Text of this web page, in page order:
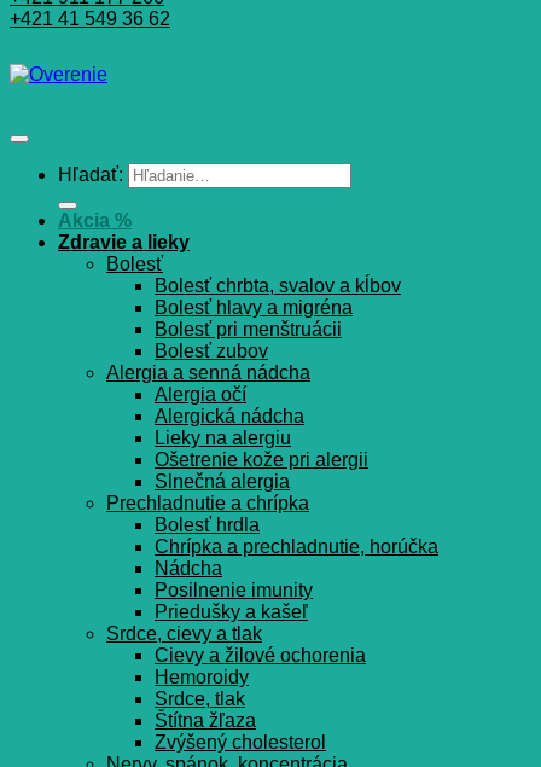
+421 41 549 36 62
Hľadať:
Akcia %
Zdravie a lieky
Bolesť
Bolesť chrbta, svalov a kĺbov
Bolesť hlavy a migréna
Bolesť pri menštruácii
Bolesť zubov
Alergia a senná nádcha
Alergia očí
Alergická nádcha
Lieky na alergiu
Ošetrenie kože pri alergii
Slnečná alergia
Prechladnutie a chrípka
Bolesť hrdla
Chrípka a prechladnutie, horúčka
Nádcha
Posilnenie imunity
Priedušky a kašeľ
Srdce, cievy a tlak
Cievy a žilové ochorenia
Hemoroidy
Srdce, tlak
Štítna žľaza
Zvýšený cholesterol